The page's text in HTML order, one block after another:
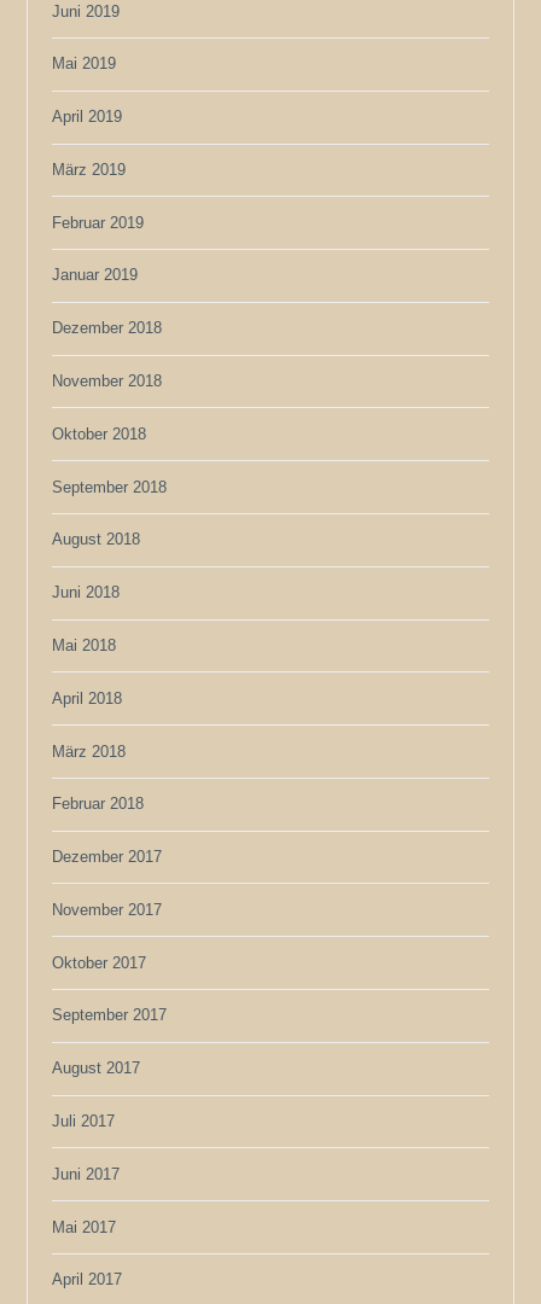
Juni 2019
Mai 2019
April 2019
März 2019
Februar 2019
Januar 2019
Dezember 2018
November 2018
Oktober 2018
September 2018
August 2018
Juni 2018
Mai 2018
April 2018
März 2018
Februar 2018
Dezember 2017
November 2017
Oktober 2017
September 2017
August 2017
Juli 2017
Juni 2017
Mai 2017
April 2017